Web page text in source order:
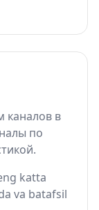
каналов в
по
katta
va batafsil